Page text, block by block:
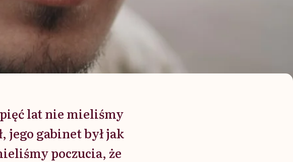
lat nie mieliśmy
jego gabinet był jak
poczucia, że